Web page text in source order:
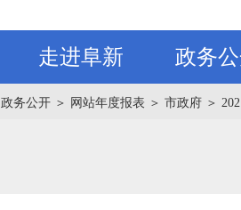
走进阜新 政务
政务公开 ＞ 网站年度报表 ＞ 市政府 ＞